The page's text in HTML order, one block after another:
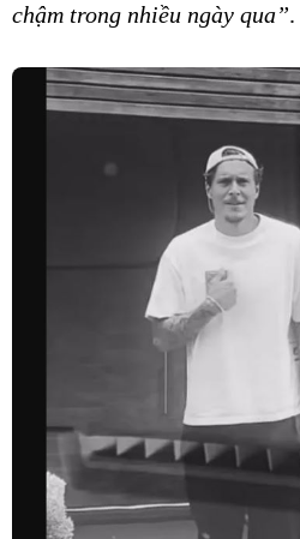
chậm trong nhiều ngày qua”.